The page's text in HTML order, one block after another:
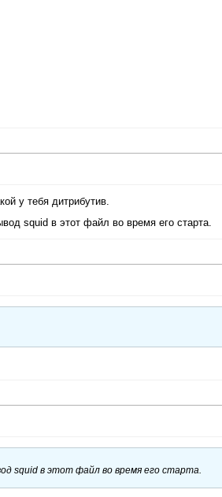
у тебя дитрибутив.
squid в этот файл во время его старта.
squid в этот файл во время его старта.